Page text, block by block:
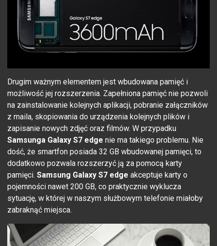
Drugim ważnym elementem jest wbudowana pamięć i
możliwość jej rozszerzenia. Zapełniona pamięć nie pozwoli
na zainstalowanie kolejnych aplikacji, pobranie załączników
z maila, skopiowania do urządzenia kolejnych plików i
zapisanie nowych zdjęć oraz filmów. W przypadku
Samsunga Galaxy S7 edge nie ma takiego problemu. Nie
dość, że smartfon posiada 32 GB wbudowanej pamięci, to
dodatkowo pozwala rozszerzyć ją za pomocą karty
pamięci. Samsung Galaxy S7 edge akceptuje karty o
pojemności nawet 200 GB, co praktycznie wyklucza
sytuację, w której w naszym służbowym telefonie miałoby
zabraknąć miejsca.